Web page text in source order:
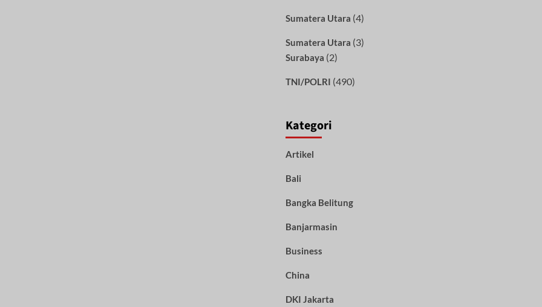
Sumatera Utara (4)
Sumatera Utara (3)
Surabaya (2)
TNI/POLRI (490)
Kategori
Artikel
Bali
Bangka Belitung
Banjarmasin
Business
China
DKI Jakarta